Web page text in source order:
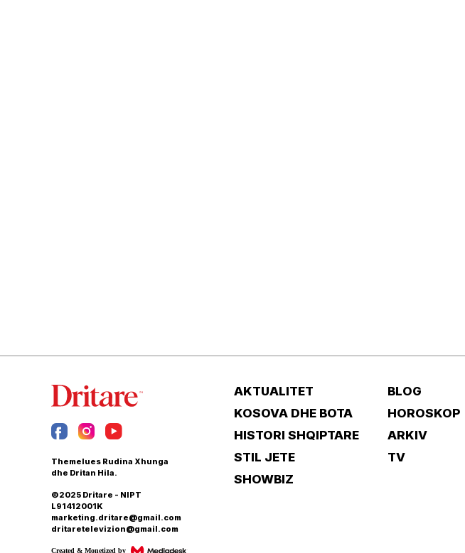
Themelues Rudina Xhunga
dhe Dritan Hila.
©2025 Dritare - NIPT
L91412001K
marketing.dritare@gmail.com
dritaretelevizion@gmail.com
Created & Monetized by
AKTUALITET
KOSOVA DHE BOTA
HISTORI SHQIPTARE
STIL JETE
SHOWBIZ
BLOG
HOROSKOP
ARKIV
TV